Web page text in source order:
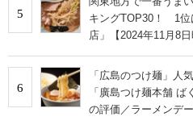
5
キングTOP30！ 1位
店」【2024年11月8日
6
「広島のつけ麺」
「廣島つけ麺本舗
の評価／ラーメンデー